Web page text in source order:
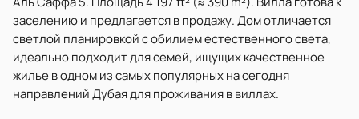
заселению и предлагается в продажу. Дом отличается
светлой планировкой с обилием естественного света,
идеально подходит для семей, ищущих качественное
жилье в одном из самых популярных на сегодня
направлений Дубая для проживания в виллах.